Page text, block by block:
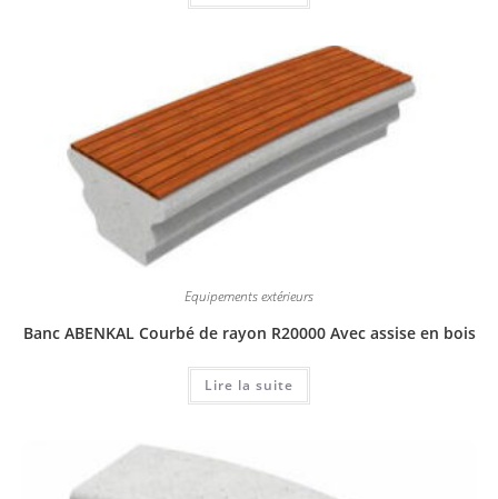
Equipements extérieurs
Banc ABENKAL Courbé de rayon R20000 Avec assise en bois
Lire la suite